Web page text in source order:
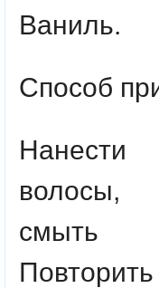
Ваниль.
Способ
волосы,
смыть